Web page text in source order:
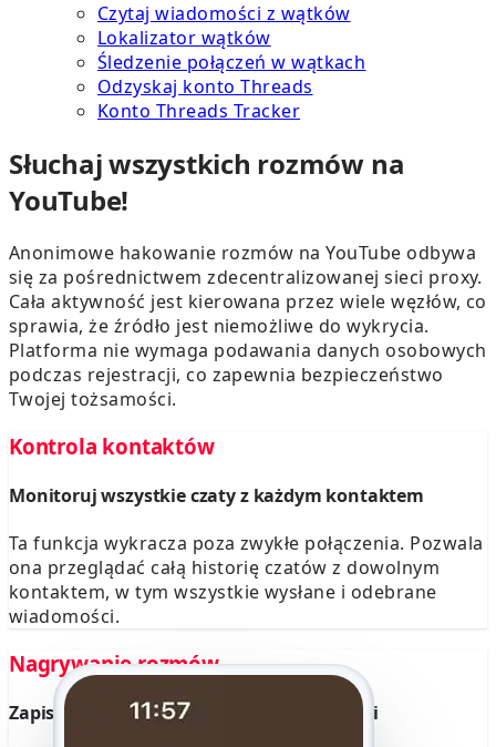
Czytaj wiadomości z wątków
Lokalizator wątków
Śledzenie połączeń w wątkach
Odzyskaj konto Threads
Konto Threads Tracker
Słuchaj wszystkich rozmów na
YouTube!
Anonimowe hakowanie rozmów na YouTube odbywa
się za pośrednictwem zdecentralizowanej sieci proxy.
Cała aktywność jest kierowana przez wiele węzłów, co
sprawia, że źródło jest niemożliwe do wykrycia.
Platforma nie wymaga podawania danych osobowych
podczas rejestracji, co zapewnia bezpieczeństwo
Twojej tożsamości.
Kontrola kontaktów
Monitoruj wszystkie czaty z każdym kontaktem
Ta funkcja wykracza poza zwykłe połączenia. Pozwala
ona przeglądać całą historię czatów z dowolnym
kontaktem, w tym wszystkie wysłane i odebrane
wiadomości.
Nagrywanie rozmów
Zapisuj każdą rozmowę w wysokiej jakości